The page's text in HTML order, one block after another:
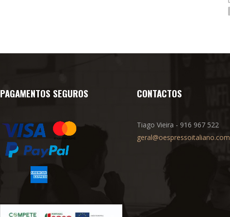
PAGAMENTOS SEGUROS CONTACTOS
Tiago Vieira - 916 967 522
geral@oespressoitaliano.com